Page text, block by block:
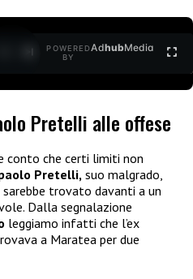
POWERED
BY
AdhubMedia
Pretelli alle offese
conto che certi limiti non
Pretelli, suo malgrado,
trovato davanti a un
Dalla segnalazione
leggiamo infatti che l’ex
a Maratea per due